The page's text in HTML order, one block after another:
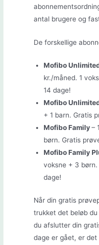
antal brugere og
De forskellige
Mofibo
kr./måned. 1
14 dage!
Mofibo
+ 1 barn. Gratis
Mofibo Family–
børn. Gratis
Mofibo Family
voksne + 3 børn.
dage!
Når din gratis
trukket det beløb
du afslutter din
dage er gået, er